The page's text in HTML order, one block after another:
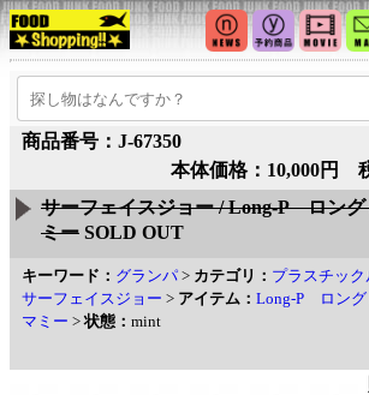
商品番号：J-67350
本体価格：10,000円
サーフェイスジョー / Long-P ロン
ミー SOLD OUT
キーワード： グランパ > カテゴリ： プラスチック
サーフェイスジョー > アイテム： Long-P ロン
マミー >状態： mint